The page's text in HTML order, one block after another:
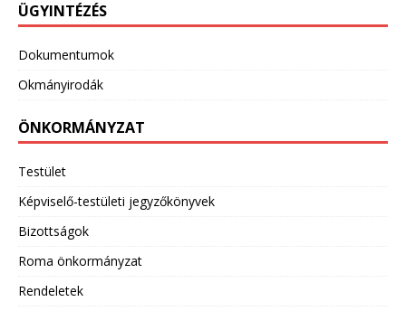
ÜGYINTÉZÉS
Dokumentumok
Okmányirodák
ÖNKORMÁNYZAT
Testület
Képviselő-testületi jegyzőkönyvek
Bizottságok
Roma önkormányzat
Rendeletek